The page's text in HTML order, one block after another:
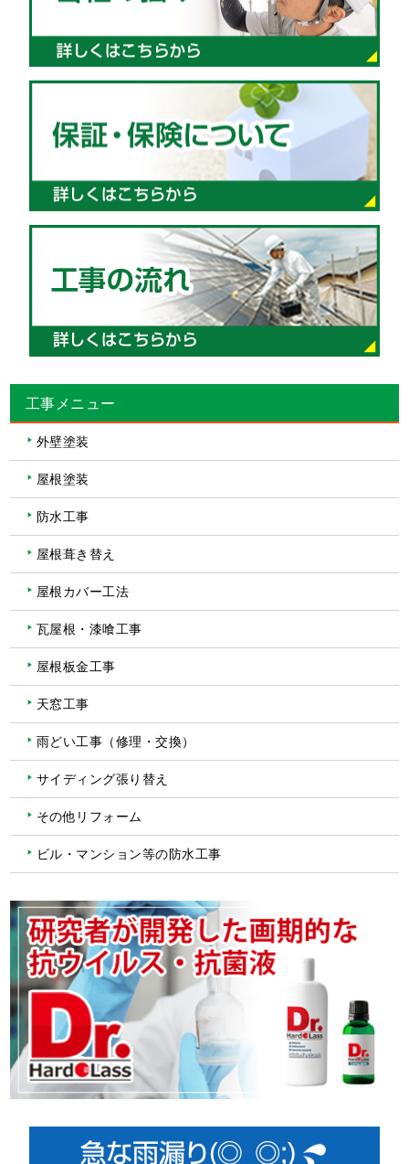
工事メニュー
外壁塗装
屋根塗装
防水工事
屋根葺き替え
屋根カバー工法
瓦屋根・漆喰工事
屋根板金工事
天窓工事
雨どい工事（修理・交換）
サイディング張り替え
その他リフォーム
ビル・マンション等の防水工事